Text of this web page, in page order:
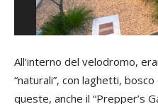
All’interno del velodromo,
“naturali”, con laghetti,
queste, anche il “Prepper’s